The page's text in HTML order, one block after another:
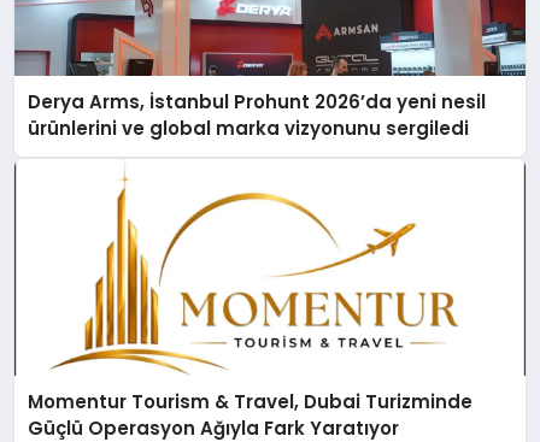
Derya Arms, İstanbul Prohunt 2026’da yeni nesil
ürünlerini ve global marka vizyonunu sergiledi
Momentur Tourism & Travel, Dubai Turizminde
Güçlü Operasyon Ağıyla Fark Yaratıyor